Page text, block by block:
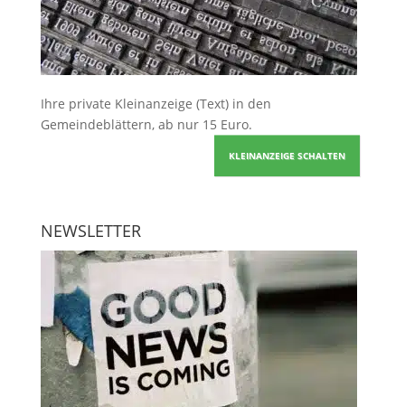
Ihre private Kleinanzeige (Text) in den
Gemeindeblättern, ab nur 15 Euro.
KLEINANZEIGE SCHALTEN
NEWSLETTER